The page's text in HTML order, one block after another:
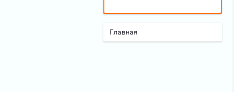
Главная